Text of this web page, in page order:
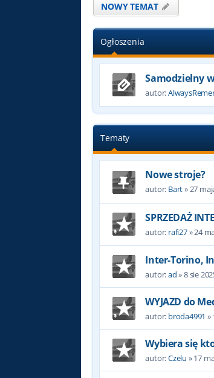
NOWY TEMAT
Ogłoszenia
Samodzielny
autor:
Tematy
Nowe stroje?
autor: Bart»27
SPRZEDAŻ
autor: rafi27»24
Inter-Torino,
autor:ad»8 sie
WYJAZD do
autor: broda4991 »
Wybiera się
autor:Czelu »17